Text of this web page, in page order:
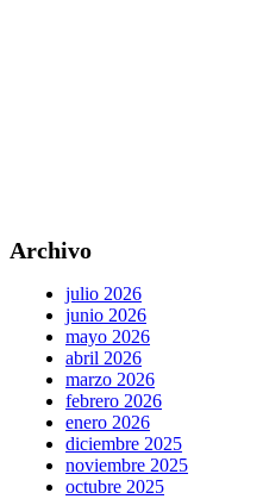
Archivo
julio 2026
junio 2026
mayo 2026
abril 2026
marzo 2026
febrero 2026
enero 2026
diciembre 2025
noviembre 2025
octubre 2025